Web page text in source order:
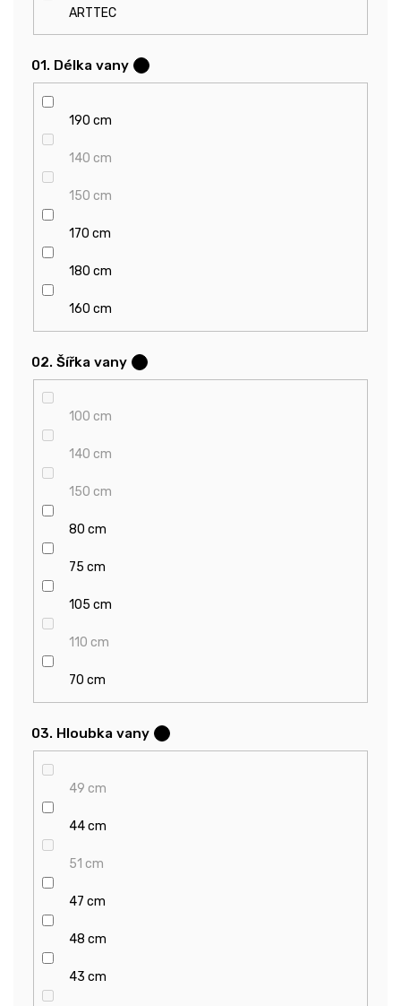
ARTTEC
01. Délka vany
190 cm
140 cm
150 cm
170 cm
180 cm
160 cm
02. Šířka vany
100 cm
140 cm
150 cm
80 cm
75 cm
105 cm
110 cm
70 cm
03. Hloubka vany
49 cm
44 cm
51 cm
47 cm
48 cm
43 cm